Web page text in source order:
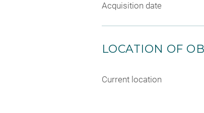
Acquisition date
LOCATION OF
Current location